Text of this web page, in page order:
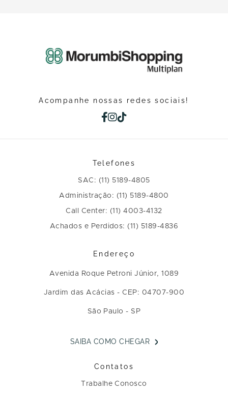
Acompanhe nossas redes sociais!
Telefones
SAC: (11) 5189-4805
Administração: (11) 5189-4800
Call Center: (11) 4003-4132
Achados e Perdidos: (11) 5189-4836
Endereço
Avenida Roque Petroni Júnior, 1089
Jardim das Acácias - CEP: 04707-900
São Paulo - SP
SAIBA COMO CHEGAR
Contatos
Trabalhe Conosco